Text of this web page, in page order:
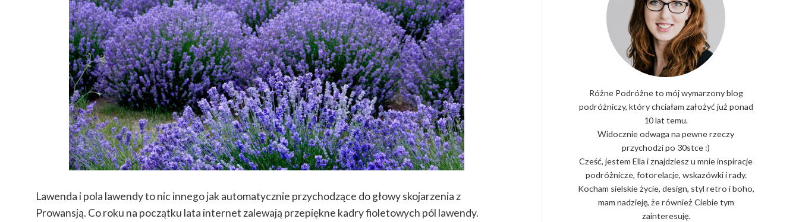
Lawenda i pola lawendy to nic innego jak automatycznie przychodzące do głowy skojarzenia z
Prowansją. Co roku na początku lata internet zalewają przepiękne kadry fioletowych pól lawendy.
Różne Podróżne to mój wymarzony blog
podróżniczy, który chciałam założyć już ponad
10 lat temu.
Widocznie odwaga na pewne rzeczy
przychodzi po 30stce :)
Cześć, jestem Ella i znajdziesz u mnie inspiracje
podróżnicze, fotorelacje, wskazówki i rady.
Kocham sielskie życie, design, styl retro i boho,
mam nadzieję, że również Ciebie tym
zainteresuję.